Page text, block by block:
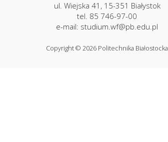
ul. Wiejska 41, 15-351 Białystok
tel. 85 746-97-00
e-mail: studium.wf@pb.edu.pl
Copyright © 2026 Politechnika Białostocka